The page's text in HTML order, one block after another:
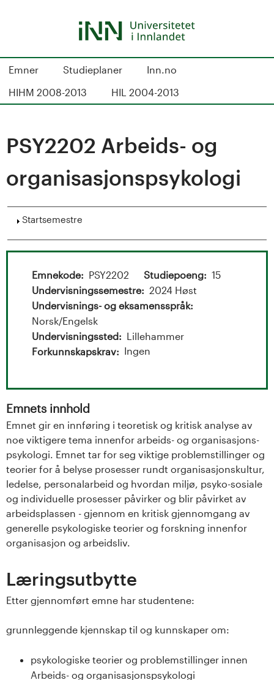
S
d
a
U
n
v
e
r
e
Emner Studieplaner
Inn.no
HIHM 2008-2013
HIL 2004-2013
PSY2202 Arbeids- og
organisasjonspsykologi
Vis
Startsemestre
Emnekode PSY2202 Studiepoeng
15
Undervisningssemestre
2024 Høst
Undervisnings- og eksamensspråk
Norsk/Engelsk
Undervisningssted
Lillehammer
Forkunnskapskrav
Ingen
Emnets innhold
Emnet gir en innføring i teoretisk og kritisk analyse av
noe viktigere tema innenfor arbeids- og organisasjons-
psykologi. Emnet tar for seg viktige problemstillinger og
teorier for å belyse prosesser rundt organisasjonskultur,
ledelse, personalarbeid og hvordan miljø, psyko-sosiale
og individuelle prosesser påvirker og blir påvirket av
arbeidsplassen - gjennom en kritisk gjennomgang av
generelle psykologiske teorier og forskning innenfor
organisasjon og arbeidsliv.
Læringsutbytte
Etter gjennomført emne har studentene:
grunnleggende kjennskap til og kunnskaper om:
psykologiske teorier og problemstillinger innen
Arbeids- og organisasjonspsykologi